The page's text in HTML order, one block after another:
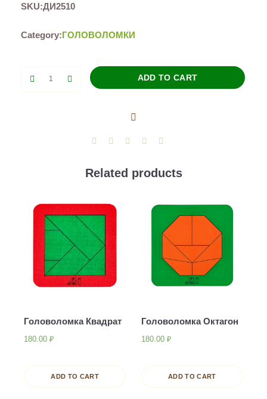
SKU:ДИ2510
Category:ГОЛОВОЛОМКИ
ADD TO CART
Related products
Головоломка Квадрат
180.00 ₽
ADD TO CART
Головоломка Октагон
180.00 ₽
ADD TO CART